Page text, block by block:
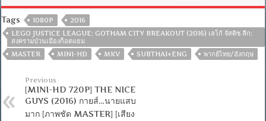
Tags 1080P
2016
LEGO JUSTICE LEAGUE: GOTHAM CITY BREAKOUT (2016) เลโก้ จัสติซ ลีก:
สงครามป่วนเมืองก็อตแธม
MASTER
MINI-HD MKV SUBTHAI+ENG พากย์ไทย/อังกฤษ
Previous
[MINI-HD 720P] THE NICE
GUYS (2016) กายส์…นายแสบ
มาก [ภาพชัด MASTER] [เสียง